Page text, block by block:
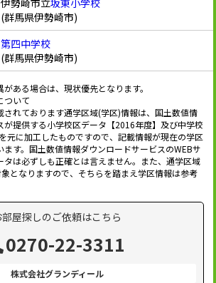
伊勢崎市立坂東小学校
(群馬県伊勢崎市)
第四中学校
(群馬県伊勢崎市)
ある場合は、現状優先となります。
ついて
されております通学区域(学区)情報は、国土数値情
が提供する小学校区データ【2016年度】及び中学校
元に加工したものですので、記載情報が現在の学区
す。国土数値情報ダウンロードサービスのWEBサ
タは必ずしも正確とは言えません。また、通学区域
となりますので、そちらを踏まえ学区情報は参考
部屋探しのご依頼はこちら
0270-22-3311
株式会社グランディール